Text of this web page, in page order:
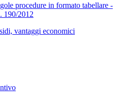
procedure in formato tabellare -
190/2012
vantaggi economici